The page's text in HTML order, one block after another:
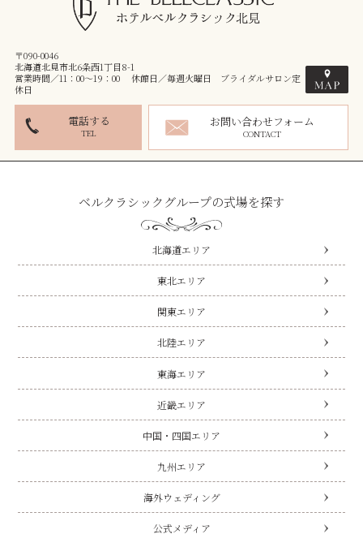
〒090-0046
北海道北見市北6条西1丁目8-1
営業時間／11：00～19：00 休館日／毎週火曜日 ブライダルサロン定
休日
電話する
TEL
お問い合わせフォーム
CONTACT
ベルクラシックグループの式場を探す
北海道エリア
東北エリア
関東エリア
北陸エリア
東海エリア
近畿エリア
中国・四国エリア
九州エリア
海外ウェディング
公式メディア